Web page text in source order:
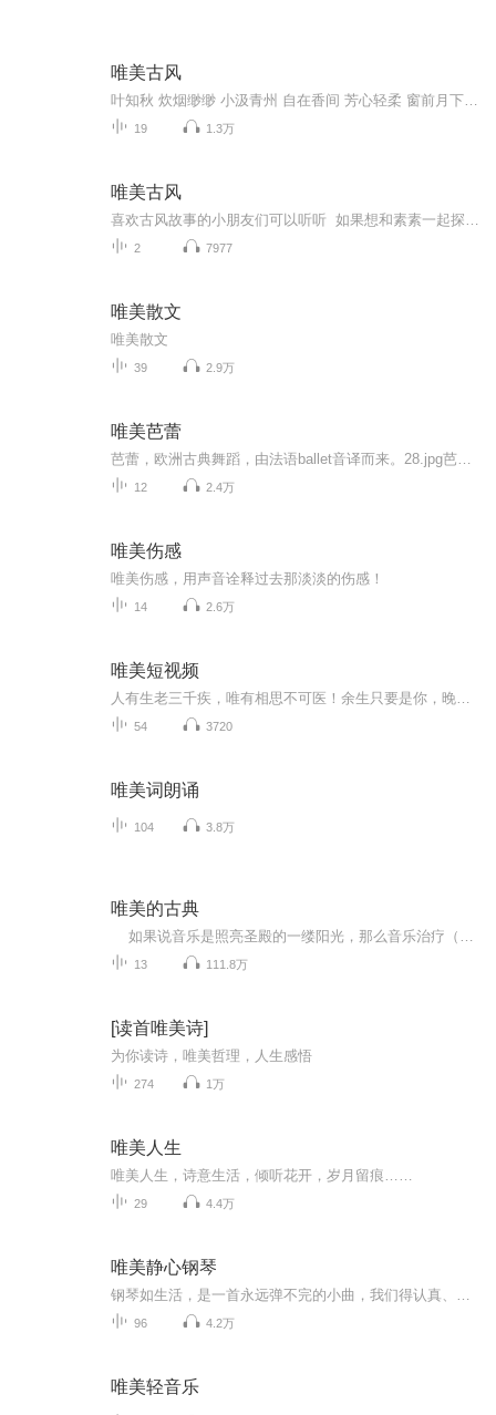
唯美古风
19 1.3万
唯美古风
2 7977
唯美散文
唯美散文
39 2.9万
唯美芭蕾
12 2.4万
唯美伤感
唯美伤感，用声音诠释过去那淡淡的伤感！
14 2.6万
唯美短视频
54 3720
唯美词朗诵
104 3.8万
唯美的古典
13 111.8万
[读首唯美诗]
为你读诗，唯美哲理，人生感悟
274 1万
唯美人生
唯美人生，诗意生活，倾听花开，岁月留痕……
29 4.4万
唯美静心钢琴
96 4.2万
唯美轻音乐